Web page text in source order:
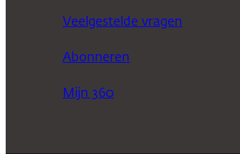
Veelgestelde vragen
Abonneren
Mijn 360